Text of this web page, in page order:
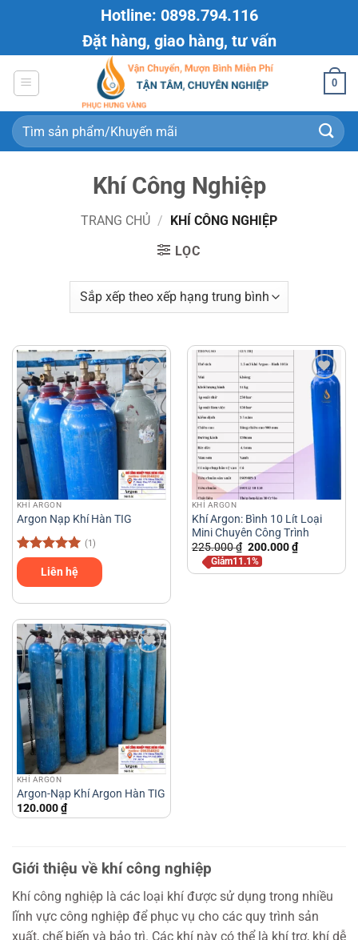
dung
Hotline: 0898.794.116
Đặt hàng, giao hàng, tư vấn
0
Tìm
kiếm:
Khí Công Nghiệp
TRANG CHỦ / KHÍ CÔNG NGHIỆP
LỌC
KHÍ ARGON
Argon Nạp Khí Hàn TIG
Được xếp
hạng55
sao
(1)
Liên hệ
KHÍ ARGON
Khí Argon: Bình 10 Lít Loại
Mini Chuyên Công Trình
225.000₫ Giá
gốc
là:
225.000 ₫.
200.000₫Giá
hiện
là:
Giảm11.1%
KHÍ ARGON
Argon-Nạp Khí Argon Hàn TIG
120.000₫
Giới thiệu về khí công nghiệp
Khí công nghiệp là các loại khí được sử dụng trong nhiều
lĩnh vực công nghiệp để phục vụ cho các quy trình sản
xuất, chế biến và bảo trì. Các khí này có thể là khí trơ, khí dễ